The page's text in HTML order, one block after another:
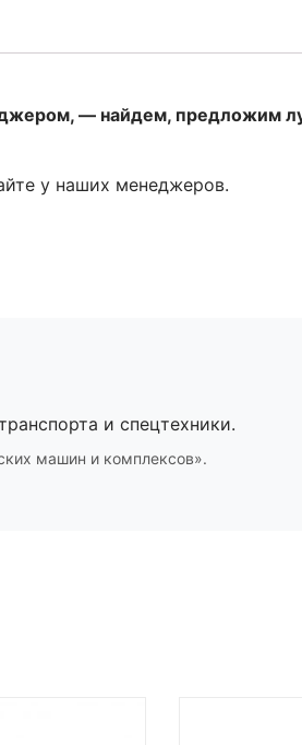
— найдем, предложим
у наших менеджеров.
и спецтехники.
машин и комплексов».